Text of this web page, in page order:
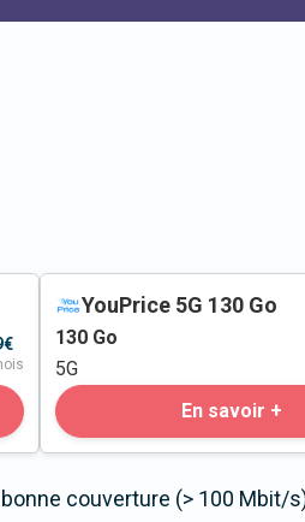
YouPrice 5G 130 Go
130 Go
5G
En savoir +
couverture (> 100 Mbit/